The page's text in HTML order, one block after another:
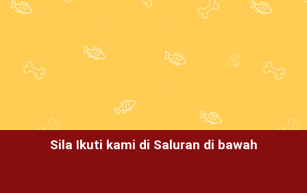
Sila Ikuti kami di Saluran di bawah